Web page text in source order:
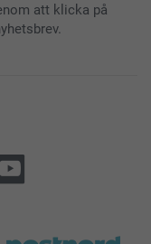
att klicka på